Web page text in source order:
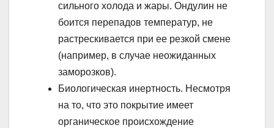
сильного холода и жары. Ондулин не
боится перепадов температур, не
растрескивается при ее резкой смене
(например, в случае неожиданных
заморозков).
Биологическая инертность. Несмотря
на то, что это покрытие имеет
органическое происхождение